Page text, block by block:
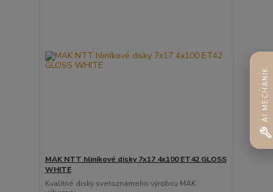
MAK NTT hliníkové disky 7x17 4x100 ET42 GLOSS
WHITE
Kvalitné disky svetoznámeho výrobcu MAK
AI MECHANIK